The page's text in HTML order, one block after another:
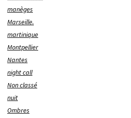
manèges
Marseille.
martinique
Montpellier
Nantes
night call
Non classé
nuit
Ombres